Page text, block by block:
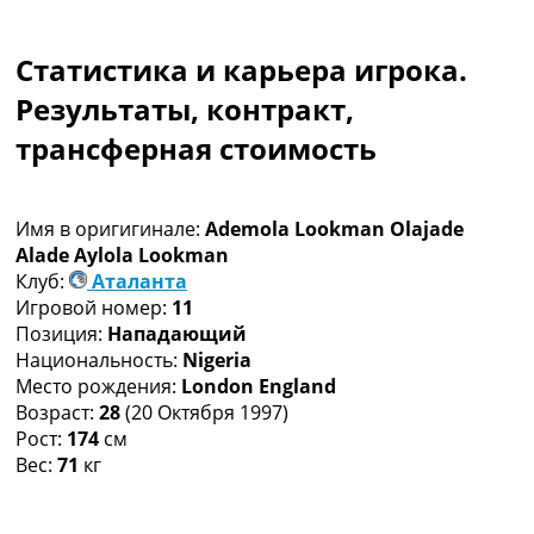
Чемпионат Мира
Украина. Премьер-Лига
Украина. Первая Лига
Лига Чемпионов
Другие Турниры >>>
Таблицы
Таблицы групп Чемпионата Мира
Украина. Премьер-Лига
Украина. Первая Лига
Лига Чемпионов. Таблицы групп
Англия. Премьер-Лига
Испания. Ла Лига
Все таблицы >>>
Рейтинги
Статистика и карьера игрока.
Результаты, контракт,
трансферная стоимость
Имя в оригигинале: Ademola Lookman Olajade
Alade Aylola Lookman
Клуб:
Аталанта
Игровой номер: 11
Позиция: Нападающий
Национальность: Nigeria
Место рождения: London England
Возраст: 28(20 Октября 1997)
Рост: 174 см
Вес: 71 кг